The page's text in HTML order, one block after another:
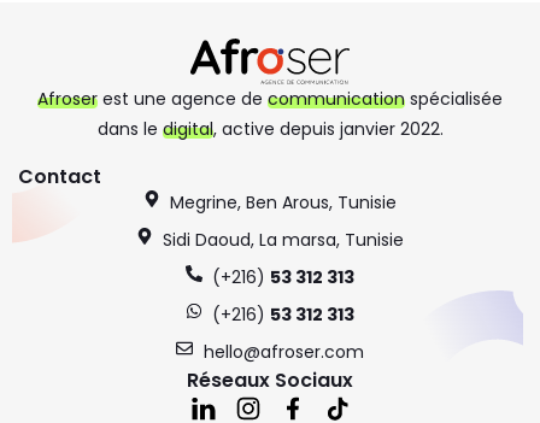
Afroser est une agence de communication spécialisée
dans le digital, active depuis janvier 2022.
Contact
Megrine, Ben Arous, Tunisie
Sidi Daoud, La marsa, Tunisie
(+216) 53 312 313
(+216) 53 312 313
hello@afroser.com
Réseaux Sociaux